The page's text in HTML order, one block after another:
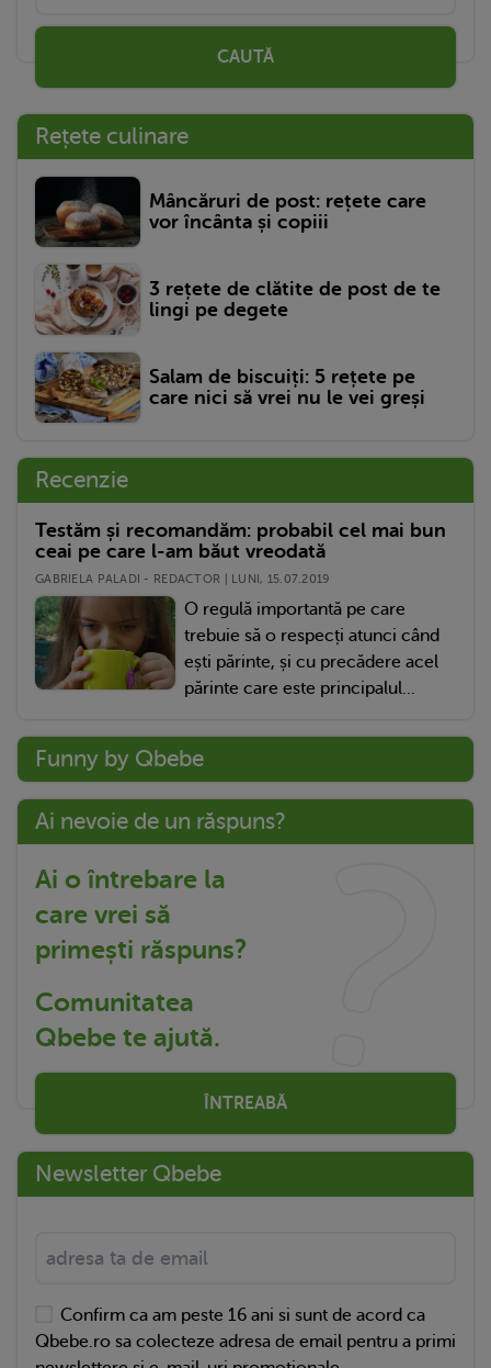
CAUTĂ
Rețete culinare
Mâncăruri de post: rețete care
vor încânta și copiii
3 rețete de clătite de post de te
lingi pe degete
Salam de biscuiți: 5 rețete pe
care nici să vrei nu le vei greși
Recenzie
Testăm și recomandăm: probabil cel mai bun
ceai pe care l-am băut vreodată
GABRIELA PALADI - REDACTOR | LUNI, 15.07.2019
O regulă importantă pe care
trebuie să o respecți atunci când
ești părinte, și cu precădere acel
părinte care este principalul...
Funny by Qbebe
Ai nevoie de un răspuns?
Ai o întrebare la
care vrei să
primești răspuns?
Comunitatea
Qbebe te ajută.
ÎNTREABĂ
Newsletter Qbebe
Confirm ca am peste 16 ani si sunt de acord ca
Qbebe.ro sa colecteze adresa de email pentru a primi